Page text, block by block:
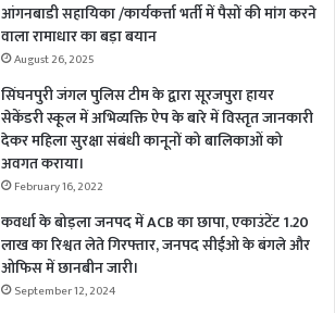
आंगनबाडी सहायिका /कार्यकर्त्ता भर्ती में पैसों की मांग करने
वाला रामाधार का बड़ा बयान
August 26, 2025
सिंघनपुरी जंगल पुलिस टीम के द्वारा सूरजपुरा हायर
सेकेंडरी स्कूल में अभिव्यक्ति ऐप के बारे में विस्तृत जानकारी
देकर महिला सुरक्षा संबंधी कानूनों को बालिकाओं को
अवगत कराया।
February 16, 2022
कवर्धा के बोड़ला जनपद में ACB का छापा, एकाउंटेंट 1.20
लाख का रिश्वत लेते गिरफ्तार, जनपद सीईओ के बंगले और
ओफिस में छानबीन जारी।
September 12, 2024